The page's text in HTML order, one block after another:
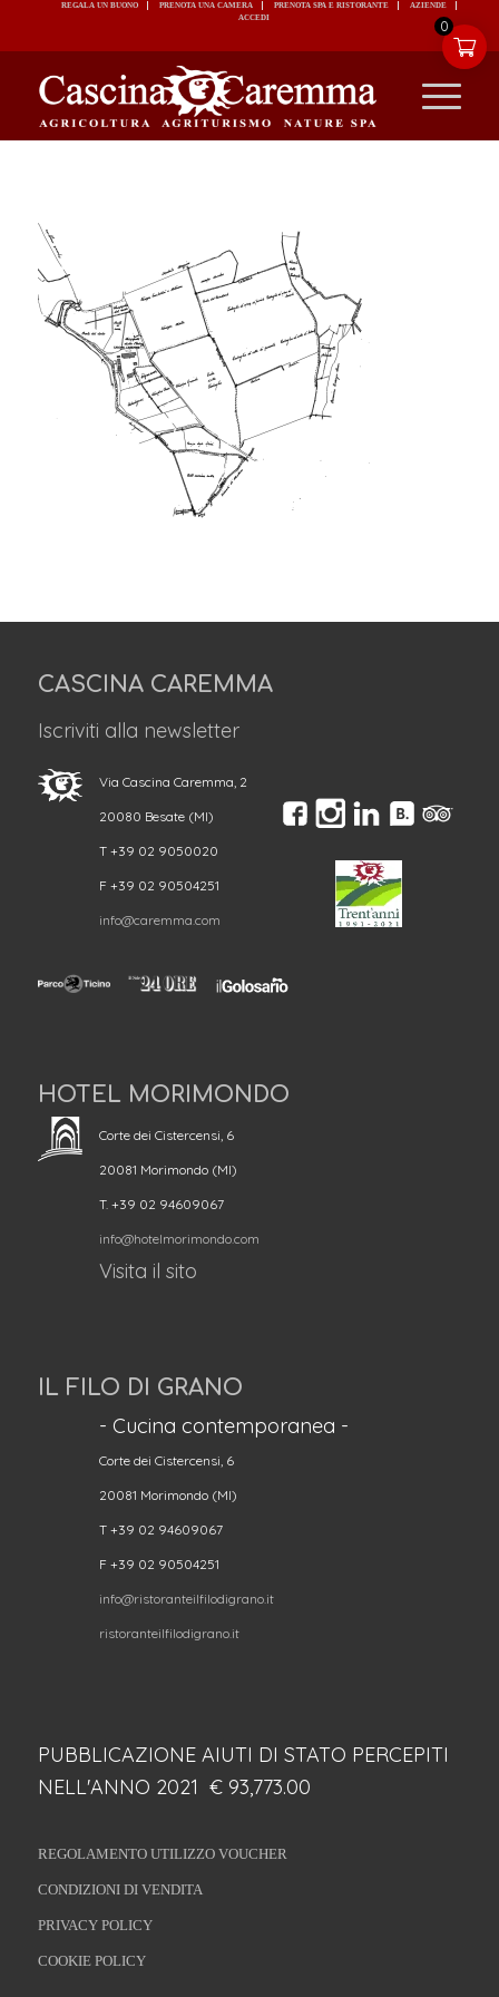
0
REGALA UN BUONO PRENOTA UNA CAMERA PRENOTA SPA E RISTORANTE
CASCINA CAREMMA
Iscriviti alla newsletter
Via Cascina Caremma, 2
20080 Besate (MI)
T +39 02 9050020
F +39 02 90504251
info@caremma.com
HOTEL MORIMONDO
Corte dei Cistercensi, 6
20081 Morimondo (MI)
T. +39 02 94609067
info@hotelmorimondo.com
Visita il sito
IL FILO DI GRANO
- Cucina contemporanea -
Corte dei Cistercensi, 6
20081 Morimondo (MI)
T +39 02 94609067
F +39 02 90504251
info@ristoranteilfilodigrano.it
ristoranteilfilodigrano.it
PUBBLICAZIONE AIUTI DI STATO PERCEPITI
NELL'ANNO 2021 € 93,773.00
REGOLAMENTO UTILIZZO VOUCHER
CONDIZIONI DI VENDITA
PRIVACY POLICY
COOKIE POLICY